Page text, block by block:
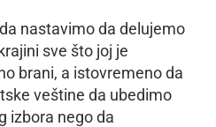
nastavimo da delujemo
sve što joj je
brani, a istovremeno da
veštine da ubedimo
izbora nego da